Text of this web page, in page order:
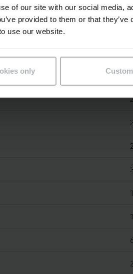
of our site with our social media,
provided to them or that
use our website.
only